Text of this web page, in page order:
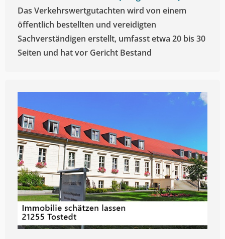
Das Verkehrswertgutachten wird von einem
öffentlich bestellten und vereidigten
Sachverständigen erstellt, umfasst etwa 20 bis 30
Seiten und hat vor Gericht Bestand